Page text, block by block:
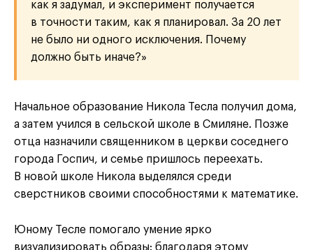
как я задумал, и эксперимент получается
в точности таким, как я планировал. За 20 лет
не было ни одного исключения. Почему
должно быть иначе?»
Начальное образование Никола Тесла получил дома,
а затем учился в сельской школе в Смиляне. Позже
отца назначили священником в церкви соседнего
города Госпич, и семье пришлось переехать.
В новой школе Никола выделялся среди
сверстников своими способностями к математике.
Юному Тесле помогало умение ярко
визуализировать образы: благодаря этому